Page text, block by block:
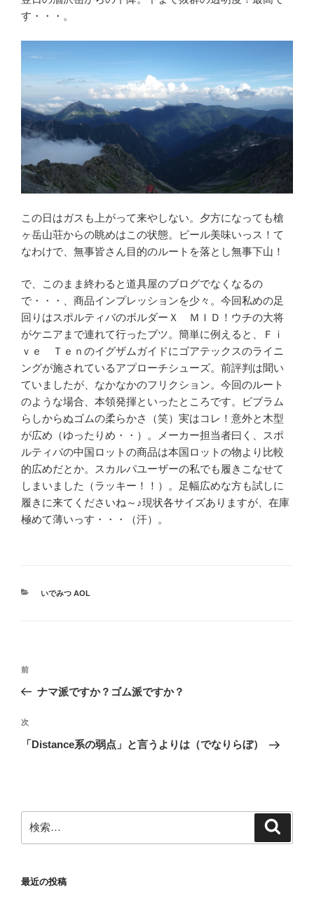
す・・・。
この日はガスも上がって来やしない。夕方になっても槍
ヶ岳山荘からの眺めはこの状態。ビール美味いっス！て
なわけで、無事皆さん目的のルートを落とし無事下山！
で、このまま終わると道具屋のブログでなくなるの
で・・・、商品インプレッションを少々。今回私めの足
回りはスポルティバのボルダーＸ ＭＩＤ！ウチの大将
がケニアまで連れて行ったブツ。簡単に例えると、Ｆｉ
ｖｅ Ｔｅｎのイグザムガイドにゴアテックスのライニ
ングが施されているアプローチシューズ。前評判は聞い
ていましたが、なかなかのフリクション。今回のルート
のような場合、本領発揮といったところです。ビブラム
らしからぬゴムの柔らかさ（笑）実はコレ！意外と木型
が広め（ゆったりめ・・）。メーカー担当者曰く、スポ
ルティバの中国ロットの商品は本国ロットの物より比較
的広めだとか。スカルパユーザーの私でも履きこなせて
しまいました（ラッキー！！）。足幅広めな方も試しに
履きに来てくださいね～♪現状各サイズありますが、在庫
極めて薄いっす・・・（汗）。
カ
いでみつ AOL
投
ナ
ビ
ゲ
ン
前
の
稿
前
ナマ派ですか？ゴム派ですか？
次
の
次
「Distance系の弱点」と言うよりは（でなりらぼ）
索:
最近の投稿